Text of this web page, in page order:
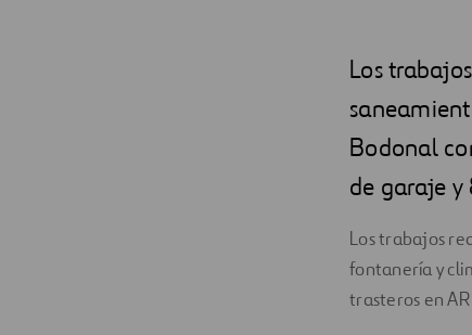
Los
Bodonal
de garaje y
Los trabajos
fontanería y
trasteros en AR